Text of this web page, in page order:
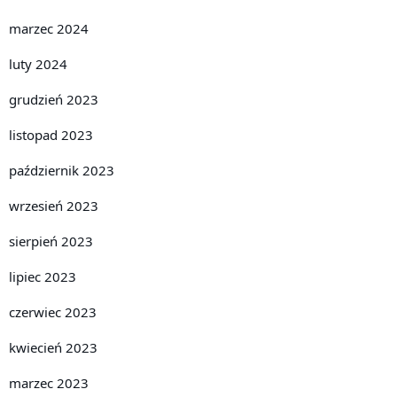
marzec 2024
luty 2024
grudzień 2023
listopad 2023
październik 2023
wrzesień 2023
sierpień 2023
lipiec 2023
czerwiec 2023
kwiecień 2023
marzec 2023